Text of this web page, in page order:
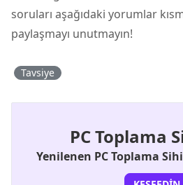
soruları aşağıdaki yorumlar
paylaşmayı unutmayın!
Tavsiye
PC Toplama
Yenilenen PC Toplama